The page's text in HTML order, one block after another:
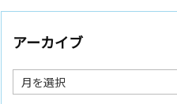
アーカイブ
ア
ー